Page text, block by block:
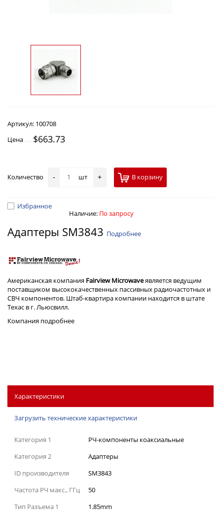
Артикул: 100708
Цена
$663.73
Количество - шт + В корзину
Избранное
Наличие: По запросу
Адаптеры SM3843 Подробнее
Американская компания Fairview Microwaveявляется ведущим
поставщиком высококачественных пассивных радиочастотных и
СВЧ компонентов. Штаб-квартира компании находится в штате
Техас в г. Льюсвилл.
Компания подробнее
Характеристики
Загрузить технические характеристики
Категория 1
РЧ-компоненты коаксиальные
Категория 2
Адаптеры
ID производителя
SM3843
Частота РЧ макс., ГГц
50
Тип Разъема 1
1.85mm